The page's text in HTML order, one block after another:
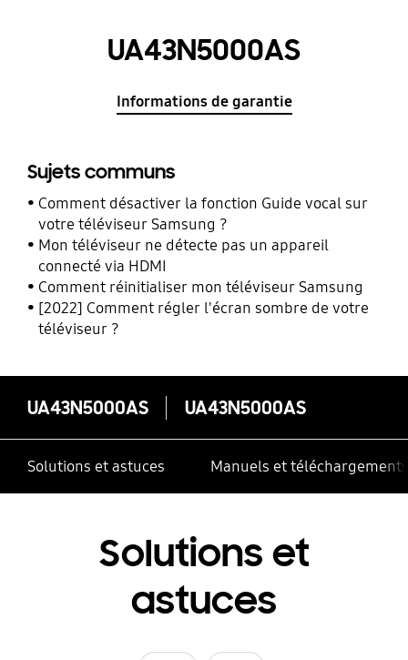
UA43N5000AS
Informations de garantie
Sujets communs
Comment désactiver la fonction Guide vocal sur
votre téléviseur Samsung ?
Mon téléviseur ne détecte pas un appareil
connecté via HDMI
Comment réinitialiser mon téléviseur Samsung
[2022] Comment régler l'écran sombre de votre
téléviseur ?
UA43N5000AS UA43N5000AS
Solutions et astuces Manuels et téléchargements
Solutions et
astuces